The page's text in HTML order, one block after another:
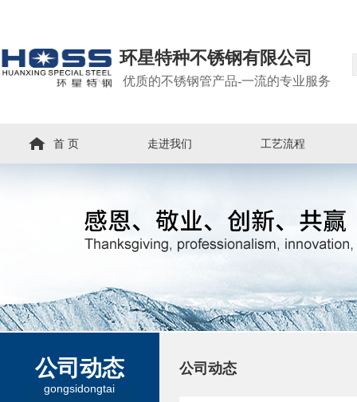
环星特种不锈钢有限公司
优质的不锈钢管产品-一流的专业服务
首 页 走进我们 工艺流程
公司动态
gongsidongtai
公司动态